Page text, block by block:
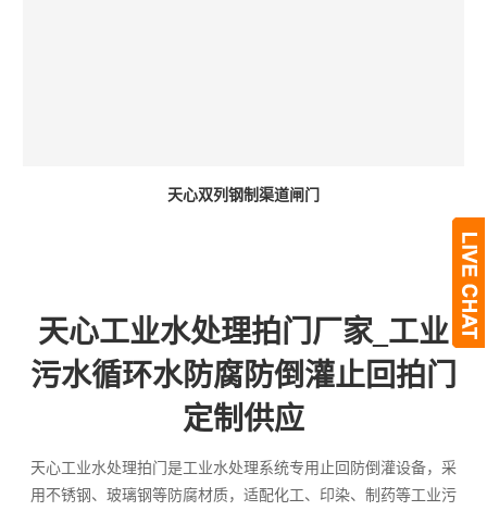
天心双列钢制渠道闸门
天心工业水处理拍门厂家_工业
污水循环水防腐防倒灌止回拍门
定制供应
天心工业水处理拍门是工业水处理系统专用止回防倒灌设备，采
用不锈钢、玻璃钢等防腐材质，适配化工、印染、制药等工业污